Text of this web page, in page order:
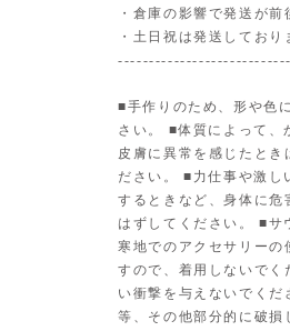
・倉庫の影響で発送が前
・土日祝は発送しており
■手作りのため、形や色
さい。 ■体質によって、
皮膚に異常を感じたとき
ださい。 ■力仕事や激し
するときなど、身体に危
はずしてください。 ■サ
寒地でのアクセサリーの
すので、着用しないでく
い衝撃を与えないでく
等、その他部分的に破損